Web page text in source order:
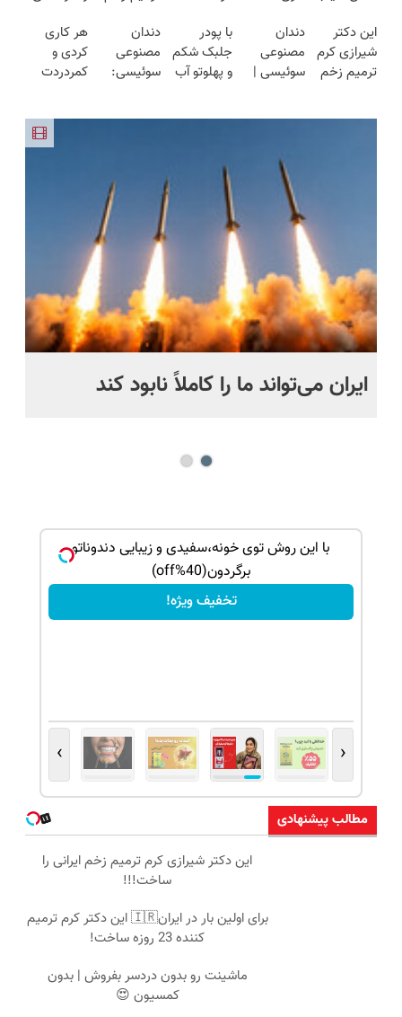
بکار
(تضمینی)
محوش کن!
کن!😍
ساخت!!!
هفته!!😍
این دکتر
شیرازی کرم
ترمیم زخم
دندان
مصنوعی
سوئیسی |
رایگان+پرداخت
اقساطی😍
با پودر
جلبک شکم
و پهلوتو آب
دندان
مصنوعی
سوئیسی:
هر کاری
کردی و
کمردردت
پرسشنامه و
دریافت راه
ایران می‌تواند ما را کاملاً نابود کند
با این روش توی خونه،سفیدی و زیبایی دندوناتو
برگردون(40%off)
تخفیف ویژه!
‹
›
مطالب پیشنهادی
این دکتر شیرازی کرم ترمیم زخم ایرانی را
ساخت!!!
برای اولین بار در ایران🇮🇷 این دکتر کرم ترمیم
کننده 23 روزه ساخت!
ماشینت رو بدون دردسر بفروش | بدون
کمسیون 😍